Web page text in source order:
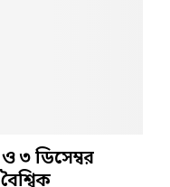
৩ ডিসেম্বর